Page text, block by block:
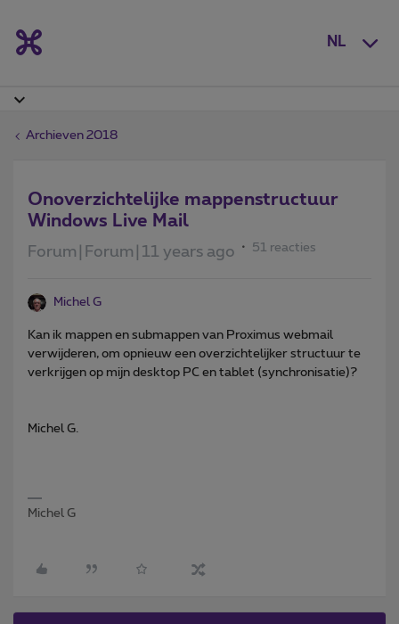
NL
Archieven 2018
Onoverzichtelijke mappenstructuur
Windows Live Mail
Forum|Forum|11 years ago 51 reacties
Michel G
Kan ik mappen en submappen van Proximus webmail
verwijderen, om opnieuw een overzichtelijker structuur te
verkrijgen op mijn desktop PC en tablet (synchronisatie)?
Michel G.
Michel G